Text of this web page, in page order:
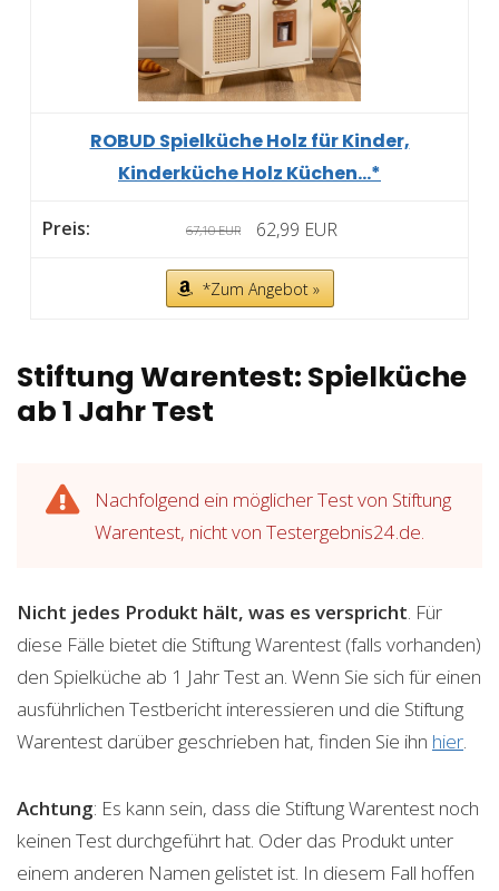
ROBUD Spielküche Holz für Kinder,
Kinderküche Holz Küchen...*
67,10 EUR 62,99 EUR
*Zum Angebot »
Stiftung Warentest: Spielküche
ab 1 Jahr Test
Nachfolgend ein möglicher Test von Stiftung
Warentest, nicht von Testergebnis24.de.
Nicht jedes Produkt hält, was es verspricht. Für
diese Fälle bietet die Stiftung Warentest (falls vorhanden)
den Spielküche ab 1 Jahr Test an. Wenn Sie sich für einen
ausführlichen Testbericht interessieren und die Stiftung
Warentest darüber geschrieben hat, finden Sie ihn hier.
Achtung: Es kann sein, dass die Stiftung Warentest noch
keinen Test durchgeführt hat. Oder das Produkt unter
einem anderen Namen gelistet ist. In diesem Fall hoffen